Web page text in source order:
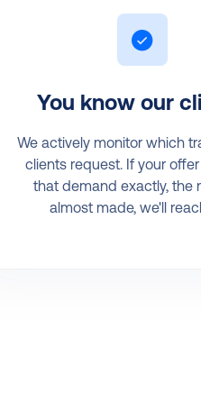
You know our
We actively monitor which
clients request. If your
that demand exactly, the
almost made, we'll